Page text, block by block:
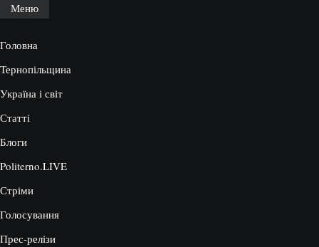
Меню
Головна
Тернопільщина
Україна і світ
Статті
Блоги
Politerno.LIVE
Стріми
Голосування
Прес-релізи